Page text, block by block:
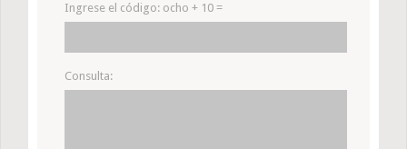
Ingrese el código: ocho + 10 =
Consulta: